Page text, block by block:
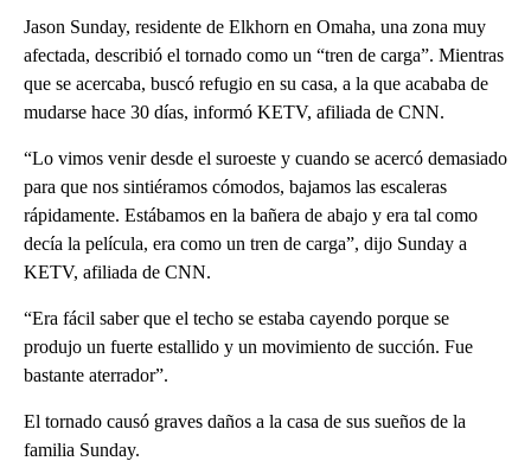
Jason Sunday, residente de Elkhorn en Omaha, una zona muy
afectada, describió el tornado como un “tren de carga”. Mientras
que se acercaba, buscó refugio en su casa, a la que acababa de
mudarse hace 30 días, informó KETV, afiliada de CNN.
“Lo vimos venir desde el suroeste y cuando se acercó demasiado
para que nos sintiéramos cómodos, bajamos las escaleras
rápidamente. Estábamos en la bañera de abajo y era tal como
decía la película, era como un tren de carga”, dijo Sunday a
KETV, afiliada de CNN.
“Era fácil saber que el techo se estaba cayendo porque se
produjo un fuerte estallido y un movimiento de succión. Fue
bastante aterrador”.
El tornado causó graves daños a la casa de sus sueños de la
familia Sunday.